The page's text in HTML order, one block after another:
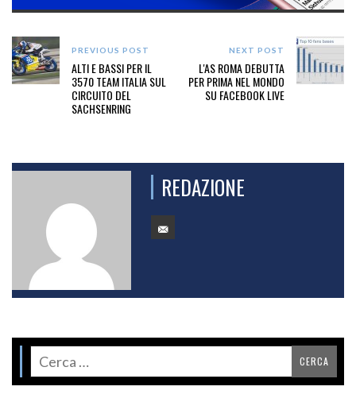
PREVIOUS POST
ALTI E BASSI PER IL
3570 TEAM ITALIA SUL
CIRCUITO DEL
SACHSENRING
NEXT POST
L'AS ROMA DEBUTTA
PER PRIMA NEL MONDO
SU FACEBOOK LIVE
REDAZIONE